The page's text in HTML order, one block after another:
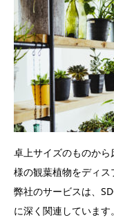
卓上サイズのものか
様の観葉植物をディス
弊社のサービスは、
に深く関連しています。